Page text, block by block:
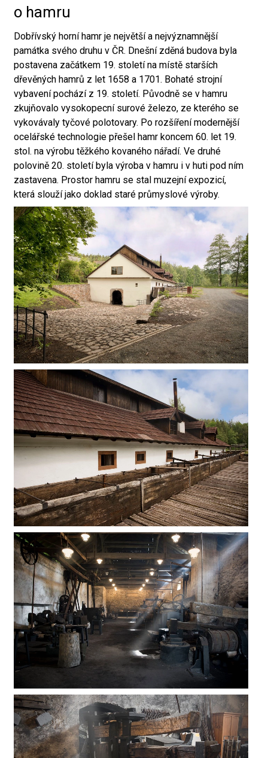
o hamru
Dobřívský horní hamr je největší a nejvýznamnější
památka svého druhu v ČR. Dnešní zděná budova byla
postavena začátkem 19. století na místě starších
dřevěných hamrů z let 1658 a 1701. Bohaté strojní
vybavení pochází z 19. století. Původně se v hamru
zkujňovalo vysokopecní surové železo, ze kterého se
vykovávaly tyčové polotovary. Po rozšíření modernější
ocelářské technologie přešel hamr koncem 60. let 19.
stol. na výrobu těžkého kovaného nářadí. Ve druhé
polovině 20. století byla výroba v hamru i v huti pod ním
zastavena. Prostor hamru se stal muzejní expozicí,
která slouží jako doklad staré průmyslové výroby.